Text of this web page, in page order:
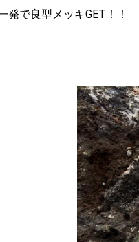
発で良型メッキGET！！